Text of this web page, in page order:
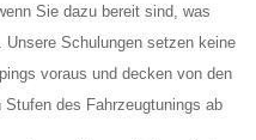
Sie dazu bereit sind, was
Unsere Schulungen setzen keine
voraus und decken von den
des Fahrzeugtunings ab